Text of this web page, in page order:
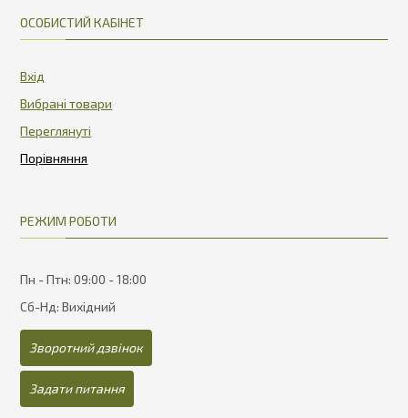
ОСОБИСТИЙ КАБІНЕТ
Вхід
Вибрані товари
Переглянуті
РЕЖИМ РОБОТИ
Пн - Птн: 09:00 - 18:00
Сб-Нд: Вихідний
Зворотний дзвінок
Задати питання